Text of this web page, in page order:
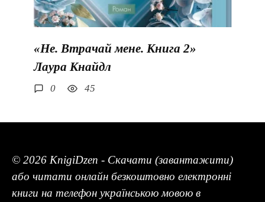
«Не. Втрачай мене. Книга 2»
Лаура Кнайдл
0 45
© 2026 KnigiDzen - Скачати (завантажити)
або читати онлайн безкоштовно електронні
книги на телефон українською мовою в